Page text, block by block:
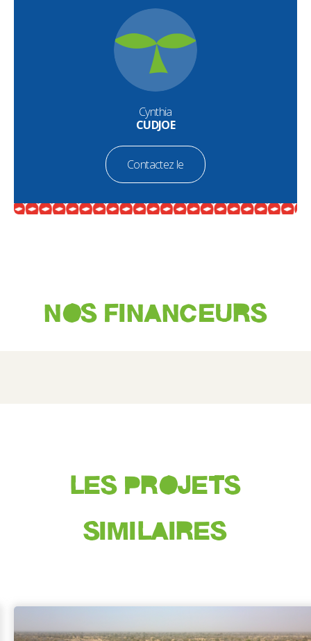
Cynthia
CUDJOE
Contactez le
NOS FINANCEURS
LES PROJETS
SIMILAIRES